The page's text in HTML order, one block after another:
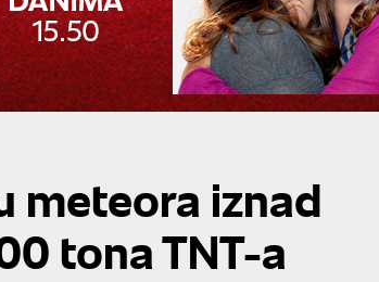
meteora iznad
tona TNT-a